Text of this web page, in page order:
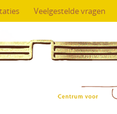
Veelgestelde vragen